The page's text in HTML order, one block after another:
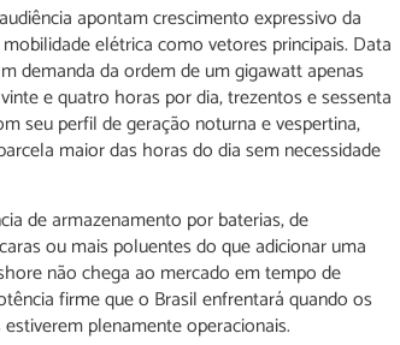
apontam crescimento expressivo da
elétrica como vetores principais. Data
demanda da ordem de um gigawatt apenas
e quatro horas por dia, trezentos e sessenta
seu perfil de geração noturna e vespertina,
maior das horas do dia sem necessidade
de armazenamento por baterias, de
ou mais poluentes do que adicionar uma
não chega ao mercado em tempo de
firme que o Brasil enfrentará quando os
plenamente operacionais.